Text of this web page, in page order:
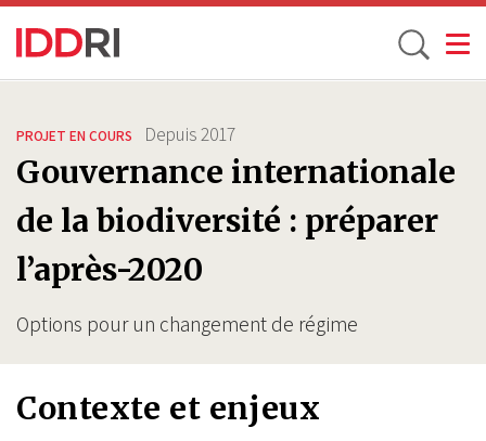
principal
Toggle
PROJET EN COURS Depuis2017
Gouvernance internationale
de la biodiversité : préparer
l’après-2020
Options pour un changement de régime
Contexte et enjeux